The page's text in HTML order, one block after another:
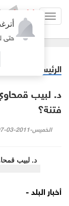
حتى
الرئيسية
د. لبيب
فتنة؟
الخميس-2011-03-07 01:20:00 |
أخبار البلد -